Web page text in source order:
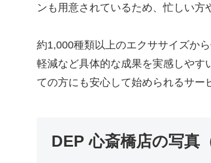
ンも用意されているため、忙しい方
約1,000種類以上のエクササイズか
軽減など具体的な成果を実感しやす
ての方にも安心して始められるサー
DEP 心斎橋店の写真